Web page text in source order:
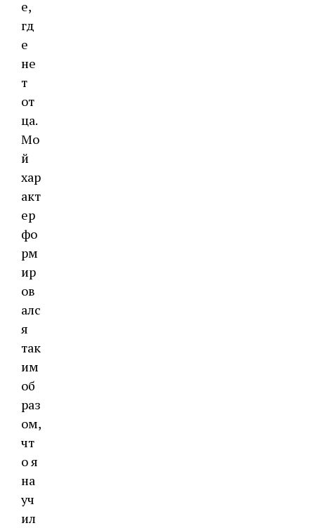
е,
гд
е
не
т
от
ца.
Мо
й
хар
акт
ер
фо
рм
ир
ов
алс
я
так
им
об
раз
ом,
чт
о я
на
уч
ил